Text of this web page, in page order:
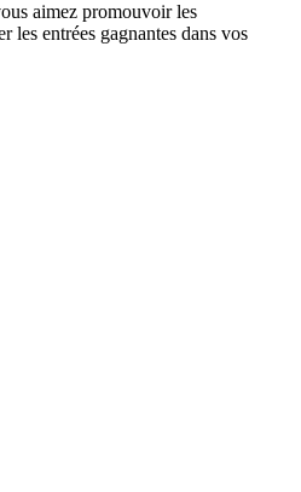
aimez promouvoir les
les entrées gagnantes dans vos